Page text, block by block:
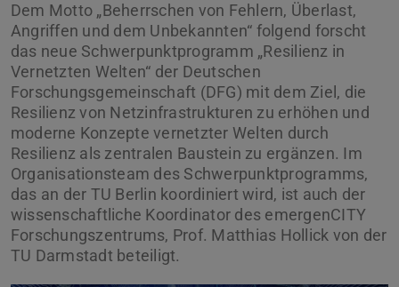
Dem Motto „Beherrschen von Fehlern, Überlast,
Angriffen und dem Unbekannten“ folgend forscht
das neue Schwerpunktprogramm „Resilienz in
Vernetzten Welten“ der Deutschen
Forschungsgemeinschaft (DFG) mit dem Ziel, die
Resilienz von Netzinfrastrukturen zu erhöhen und
moderne Konzepte vernetzter Welten durch
Resilienz als zentralen Baustein zu ergänzen. Im
Organisationsteam des Schwerpunktprogramms,
das an der TU Berlin koordiniert wird, ist auch der
wissenschaftliche Koordinator des emergenCITY
Forschungszentrums, Prof. Matthias Hollick von der
TU Darmstadt beteiligt.